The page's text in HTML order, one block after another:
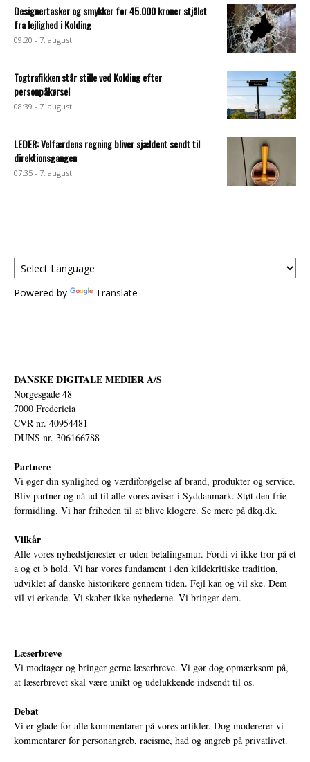
Designertasker og smykker for 45.000 kroner stjålet
fra lejlighed i Kolding
09:20 - 7. august
Togtrafikken står stille ved Kolding efter
personpåkørsel
08:39 - 7. august
LEDER: Velfærdens regning bliver sjældent sendt til
direktionsgangen
07:35 - 7. august
Powered by Translate
DANSKE DIGITALE MEDIER A/S
Norgesgade 48
7000 Fredericia
CVR nr. 40954481
DUNS nr. 306166788
Partnere
Vi øger din synlighed og værdiforøgelse af brand, produkter og service.
Bliv partner og nå ud til alle vores aviser i Syddanmark. Støt den frie
formidling. Vi har friheden til at blive klogere. Se mere på dkq.dk.
Vilkår
Alle vores nyhedstjenester er uden betalingsmur. Fordi vi ikke tror på et
a og et b hold. Vi har vores fundament i den kildekritiske tradition,
udviklet af danske historikere gennem tiden. Fejl kan og vil ske. Dem
vil vi erkende. Vi skaber ikke nyhederne. Vi bringer dem.
Læserbreve
Vi modtager og bringer gerne læserbreve. Vi gør dog opmærksom på,
at læserbrevet skal være unikt og udelukkende indsendt til os.
Debat
Vi er glade for alle kommentarer på vores artikler. Dog modererer vi
kommentarer for personangreb, racisme, had og angreb på privatlivet.